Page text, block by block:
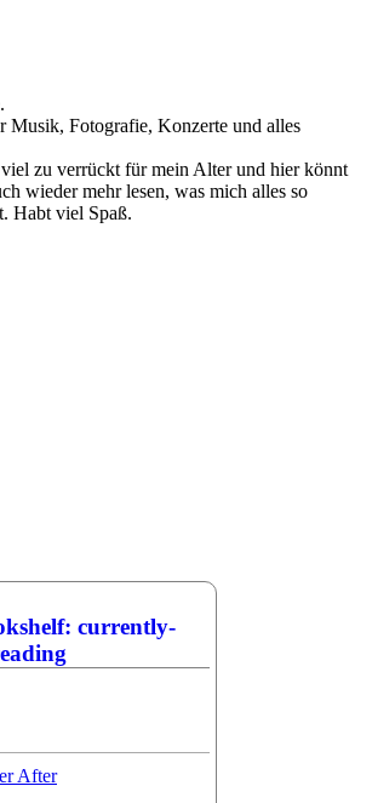
Musik, Fotografie, Konzerte und alles
zu verrückt für mein Alter und hier könnt
wieder mehr lesen, was mich alles so
Habt viel Spaß.
currently-
After